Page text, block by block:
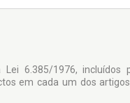
6.385/1976, incluídos
em cada um dos